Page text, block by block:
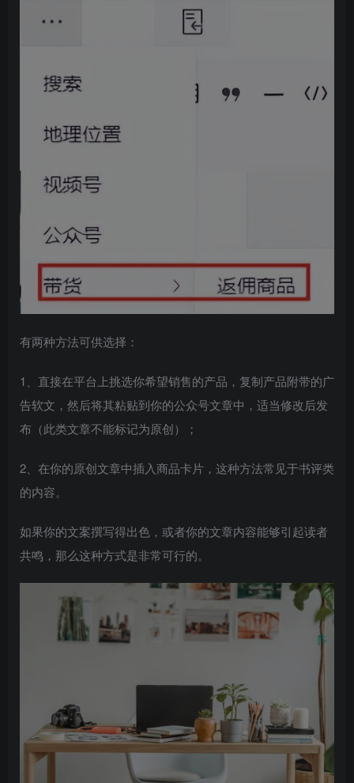
有两种方法可供选择：
1、直接在平台上挑选你希望销售的产品，复制产品附带的广
告软文，然后将其粘贴到你的公众号文章中，适当修改后发
布（此类文章不能标记为原创）；
2、在你的原创文章中插入商品卡片，这种方法常见于书评类
的内容。
如果你的文案撰写得出色，或者你的文章内容能够引起读者
共鸣，那么这种方式是非常可行的。